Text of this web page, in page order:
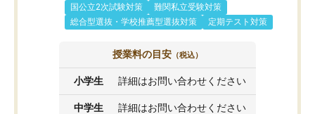
国公立2次試験対策
難関私立受験対策
総合型選抜・学校推薦型選抜対策
定期テスト対策
授業料の目安 （税込）
小学生 詳細はお問い合わせください
中学生 詳細はお問い合わせください